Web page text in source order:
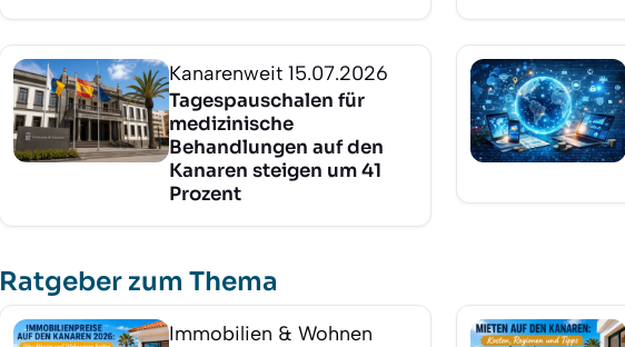
Kanarenweit 15.07.2026
Tagespauschalen für
medizinische
Behandlungen auf den
Kanaren steigen um 41
Prozent
Ratgeber zum Thema
Immobilien & Wohnen